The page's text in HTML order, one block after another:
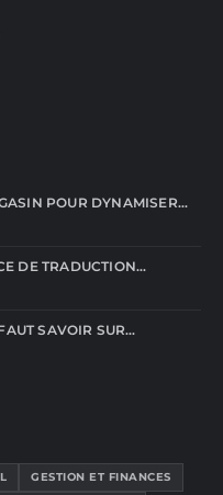
POUR DYNAMISER…
DE TRADUCTION…
SAVOIR SUR…
GESTION ET FINANCES